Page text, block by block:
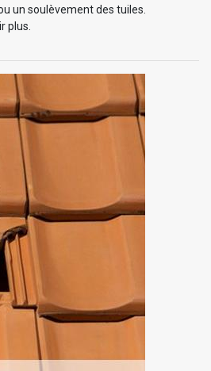
un soulèvement des tuiles.
plus.